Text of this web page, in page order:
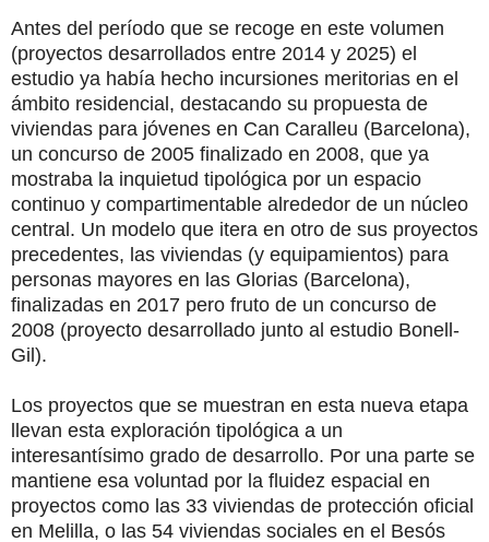
Antes del período que se recoge en este volumen
(proyectos desarrollados entre 2014 y 2025) el
estudio ya había hecho incursiones meritorias en el
ámbito residencial, destacando su propuesta de
viviendas para jóvenes en Can Caralleu (Barcelona),
un concurso de 2005 finalizado en 2008, que ya
mostraba la inquietud tipológica por un espacio
continuo y compartimentable alrededor de un núcleo
central. Un modelo que itera en otro de sus proyectos
precedentes, las viviendas (y equipamientos) para
personas mayores en las Glorias (Barcelona),
finalizadas en 2017 pero fruto de un concurso de
2008 (proyecto desarrollado junto al estudio Bonell-
Gil).
Los proyectos que se muestran en esta nueva etapa
llevan esta exploración tipológica a un
interesantísimo grado de desarrollo. Por una parte se
mantiene esa voluntad por la fluidez espacial en
proyectos como las 33 viviendas de protección oficial
en Melilla, o las 54 viviendas sociales en el Besós